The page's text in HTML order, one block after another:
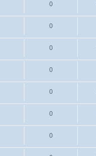
0
0
0
0
0
0
0